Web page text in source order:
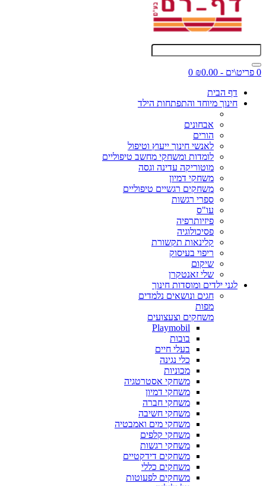
0 פריט\ים - ₪0.00
0
דף הבית
חינוך מיוחד והתפתחות הילד
אבחונים
הורים
לאנשי חינוך ייעוץ וטיפול
לומדות ומשחקי מחשב טיפוליים
מוטוריקה עדינה וגסה
משחקי דמיון
משחקים רגשיים טיפוליים
ספרי רגשות
עו"ס
פיזיותרפיה
פסיכולוגיה
קלינאות תקשורת
ריפוי בעיסוק
שיקום
שלי זאנטקרן
לגני ילדים ומוסדות חינוך
חגים ונושאים נלמדים
מפות
משחקים וצעצועים
Playmobil
בובות
בעלי חיים
כלי נגינה
מכוניות
משחקי אסטרטגיה
משחקי דמיון
משחקי חברה
משחקי חשיבה
משחקי מים ואמבטיה
משחקי קלפים
משחקי רגשות
משחקים דידקטיים
משחקים כללי
משחקים לפעוטות